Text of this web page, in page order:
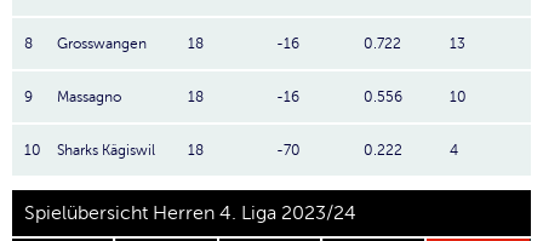
8 Grosswangen 18 -16 0.722 13
9 Massagno 18 -16 0.556 10
10 Sharks Kägiswil 18 -70 0.222 4
Spielübersicht Herren 4. Liga 2023/24